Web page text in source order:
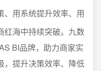
、用系统提升效率、用
红海中持续突破。九数
BI品牌，助力商家实
，提升决策效率、降低